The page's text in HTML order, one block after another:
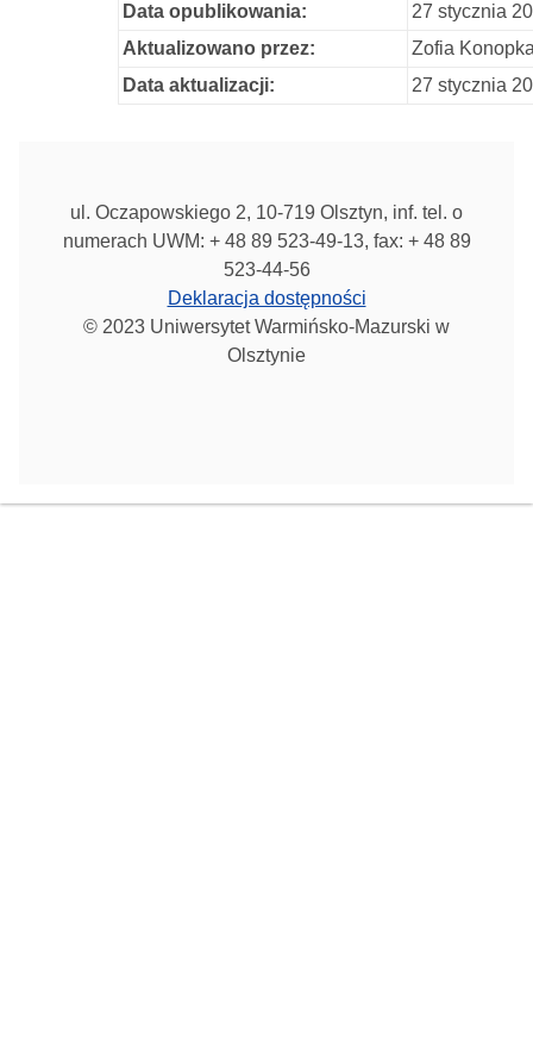
Data opublikowania:
27 stycznia
Aktualizowano przez:
Zofia
Data aktualizacji:
27 stycznia
ul. Oczapowskiego 2, 10-719 Olsztyn, inf. tel. o
numerach UWM: + 48 89 523-49-13, fax: + 48 89
523-44-56
Deklaracja dostępności
© 2023 Uniwersytet Warmińsko-Mazurski w
Olsztynie